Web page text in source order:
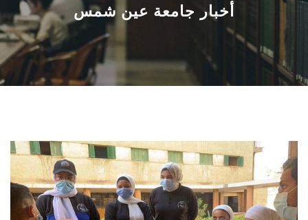
القطاعـات
الشئون الأكاديمية
البحث العلمي
المراكز والوحدات
الأنظمة الذكية
أخبار جامعة عين شمس